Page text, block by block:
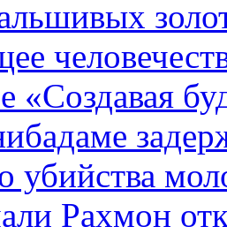
«Создавая
убийства
Рахмон